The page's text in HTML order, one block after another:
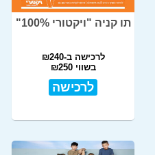
תו קניה "ויקטורי 100%"
לרכישה ב-₪240
בשווי ₪250
לרכישה